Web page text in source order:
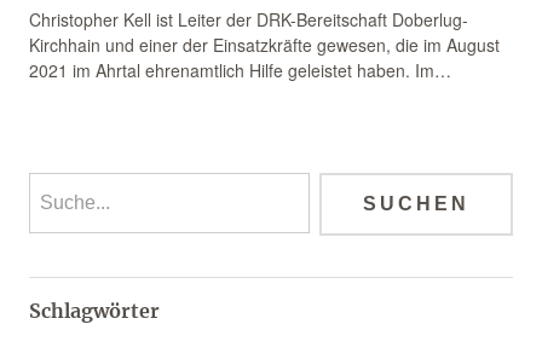
Christopher Kell ist Leiter der DRK-Bereitschaft Doberlug-
Kirchhain und einer der Einsatzkräfte gewesen, die im August
2021 im Ahrtal ehrenamtlich Hilfe geleistet haben. Im…
Schlagwörter